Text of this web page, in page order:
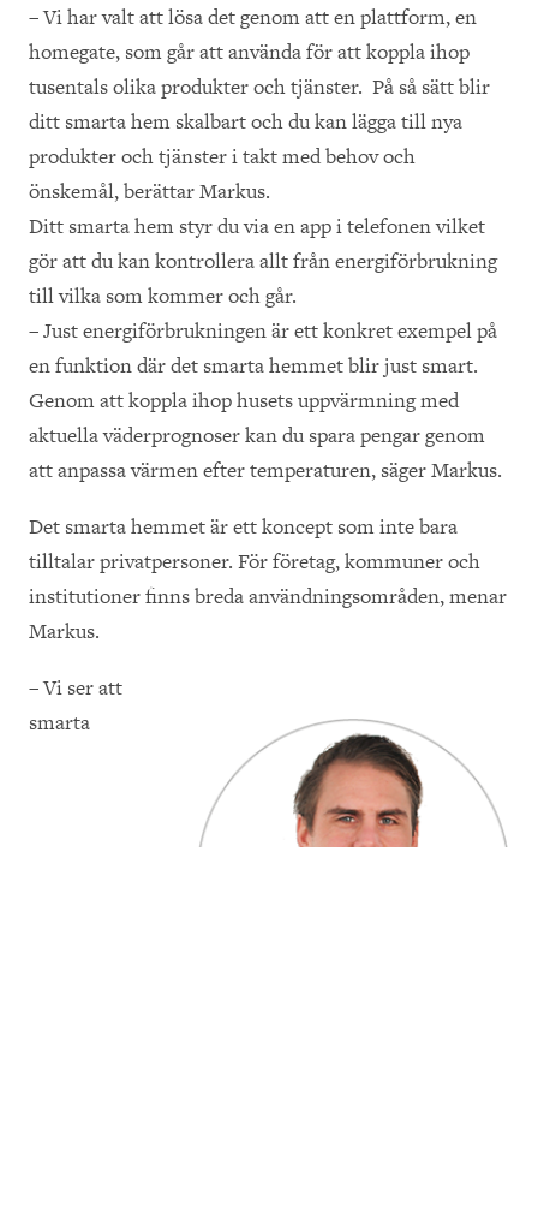
– Vi har valt att lösa det genom att en plattform, en
homegate, som går att använda för att koppla ihop
tusentals olika produkter och tjänster. På så sätt blir
ditt smarta hem skalbart och du kan lägga till nya
produkter och tjänster i takt med behov och
önskemål, berättar Markus.
Ditt smarta hem styr du via en app i telefonen vilket
gör att du kan kontrollera allt från energiförbrukning
till vilka som kommer och går.
– Just energiförbrukningen är ett konkret exempel på
en funktion där det smarta hemmet blir just smart.
Genom att koppla ihop husets uppvärmning med
aktuella väderprognoser kan du spara pengar genom
att anpassa värmen efter temperaturen, säger Markus.
Det smarta hemmet är ett koncept som inte bara
tilltalar privatpersoner. För företag, kommuner och
institutioner finns breda användningsområden, menar
Markus.
– Vi ser att
smarta